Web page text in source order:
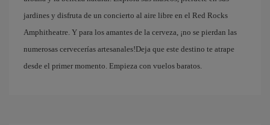
jardines y disfruta de un concierto al aire libre en el Red Rocks
Amphitheatre. Y para los amantes de la cerveza, ¡no se pierdan las
numerosas cervecerías artesanales!Deja que este destino te atrape
desde el primer momento. Empieza con vuelos baratos.